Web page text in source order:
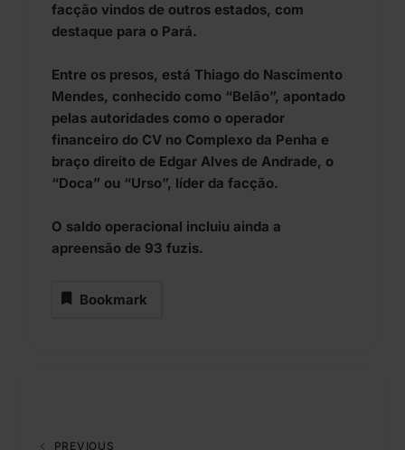
facção vindos de outros estados, com
destaque para o Pará.
Entre os presos, está Thiago do Nascimento
Mendes, conhecido como “Belão”, apontado
pelas autoridades como o operador
financeiro do CV no Complexo da Penha e
braço direito de Edgar Alves de Andrade, o
“Doca” ou “Urso”, líder da facção.
O saldo operacional incluiu ainda a
apreensão de 93 fuzis.
Bookmark
PREVIOUS